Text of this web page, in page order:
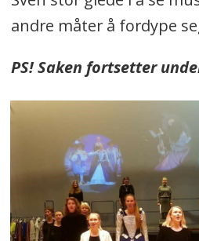
andre måter å fordype
PS! Saken fortsetter